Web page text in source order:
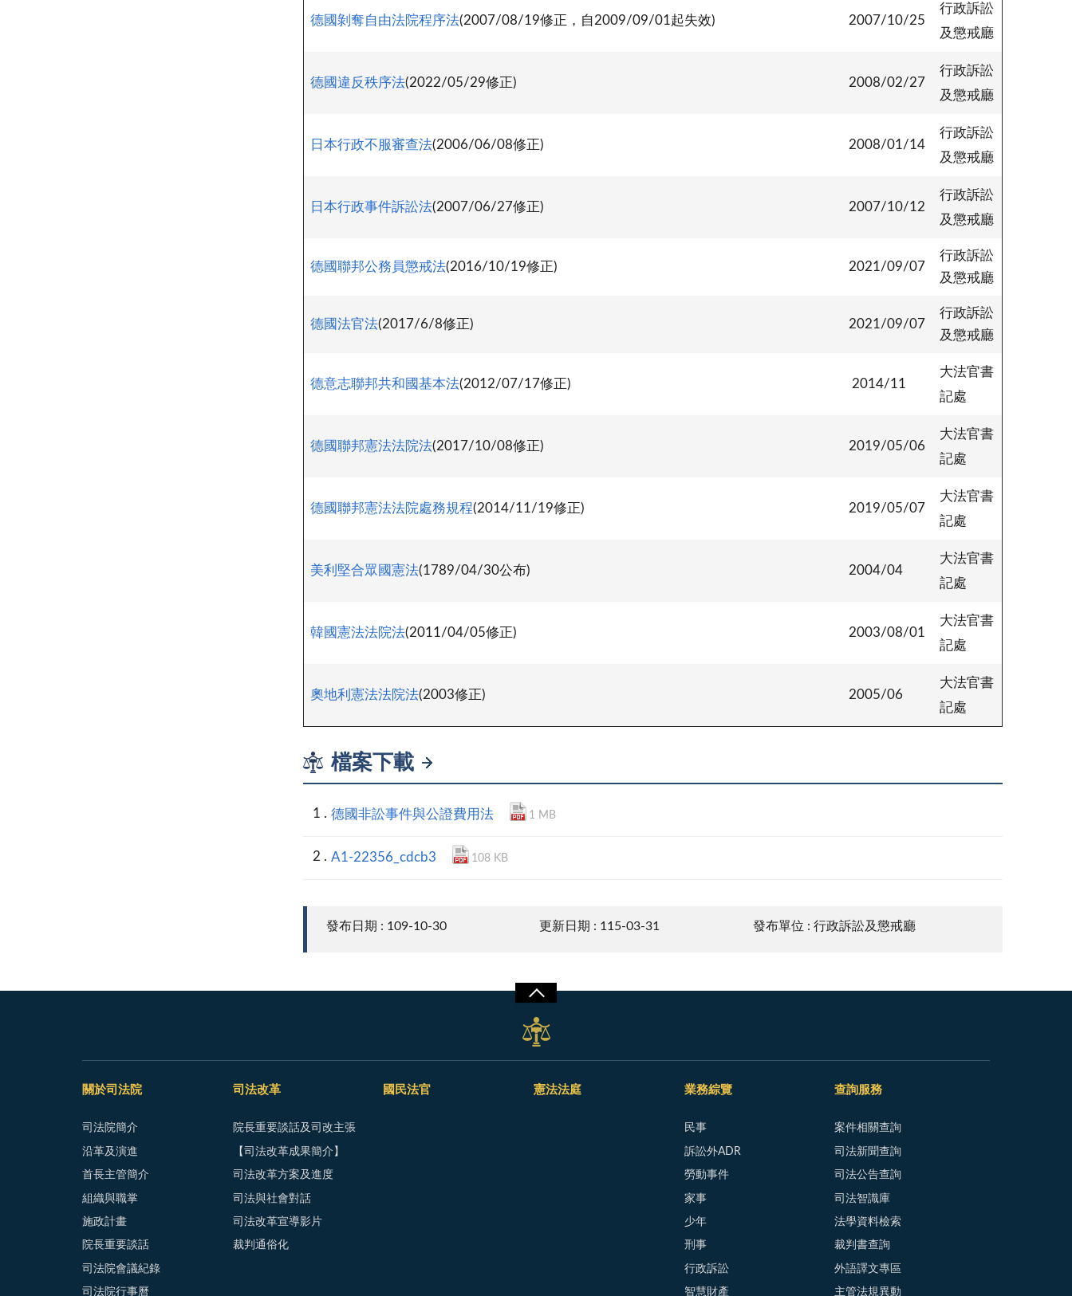
德國剝奪自由法院程序法(2007/08/19修正，自2009/09/01起失效) 2007/10/25
行政訴訟
及懲戒廳
德國違反秩序法(2022/05/29修正) 2008/02/27
行政訴訟
及懲戒廳
日本行政不服審查法(2006/06/08修正) 2008/01/14
行政訴訟
及懲戒廳
日本行政事件訴訟法(2007/06/27修正) 2007/10/12
行政訴訟
及懲戒廳
德國聯邦公務員懲戒法(2016/10/19修正) 2021/09/07
行政訴訟
及懲戒廳
德國法官法(2017/6/8修正) 2021/09/07
行政訴訟
及懲戒廳
德意志聯邦共和國基本法(2012/07/17修正) 2014/11
大法官書
記處
德國聯邦憲法法院法(2017/10/08修正) 2019/05/06
大法官書
記處
德國聯邦憲法法院處務規程(2014/11/19修正) 2019/05/07
大法官書
記處
美利堅合眾國憲法(1789/04/30公布) 2004/04
大法官書
記處
韓國憲法法院法(2011/04/05修正) 2003/08/01
大法官書
記處
奧地利憲法法院法(2003修正) 2005/06
大法官書
記處
檔案下載
德國非訟事件與公證費用法 1 MB
A1-22356_cdcb3 108 KB
發布日期 : 109-10-30 更新日期 : 115-03-31 發布單位 : 行政訴訟及懲戒廳
關於司法院
司法院簡介
沿革及演進
首長主管簡介
組織與職掌
施政計畫
院長重要談話
司法院會議紀錄
司法院行事曆
司法改革
院長重要談話及司改主張
【司法改革成果簡介】
司法改革方案及進度
司法與社會對話
司法改革宣導影片
裁判通俗化
國民法官 憲法法庭 業務綜覽
民事
訴訟外ADR
勞動事件
家事
少年
刑事
行政訴訟
智慧財產
查詢服務
案件相關查詢
司法新聞查詢
司法公告查詢
司法智識庫
法學資料檢索
裁判書查詢
外語譯文專區
主管法規異動